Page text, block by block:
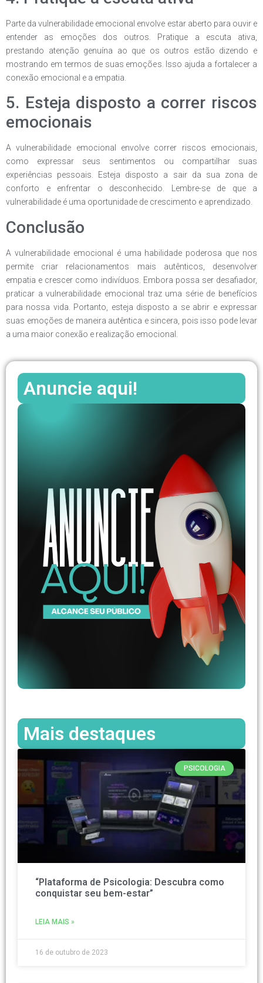
Parte da vulnerabilidade emocional envolve estar aberto para ouvir e
entender as emoções dos outros. Pratique a escuta ativa,
prestando atenção genuína ao que os outros estão dizendo e
mostrando em termos de suas emoções. Isso ajuda a fortalecer a
conexão emocional e a empatia.
5. Esteja disposto a correr riscos
emocionais
A vulnerabilidade emocional envolve correr riscos emocionais,
como expressar seus sentimentos ou compartilhar suas
experiências pessoais. Esteja disposto a sair da sua zona de
conforto e enfrentar o desconhecido. Lembre-se de que a
vulnerabilidade é uma oportunidade de crescimento e aprendizado.
Conclusão
A vulnerabilidade emocional é uma habilidade poderosa que nos
permite criar relacionamentos mais autênticos, desenvolver
empatia e crescer como indivíduos. Embora possa ser desafiador,
praticar a vulnerabilidade emocional traz uma série de benefícios
para nossa vida. Portanto, esteja disposto a se abrir e expressar
suas emoções de maneira autêntica e sincera, pois isso pode levar
a uma maior conexão e realização emocional.
Anuncie aqui!
Mais destaques
PSICOLOGIA
“Plataforma de Psicologia: Descubra como
conquistar seu bem-estar”
LEIA MAIS »
16 de outubro de 2023